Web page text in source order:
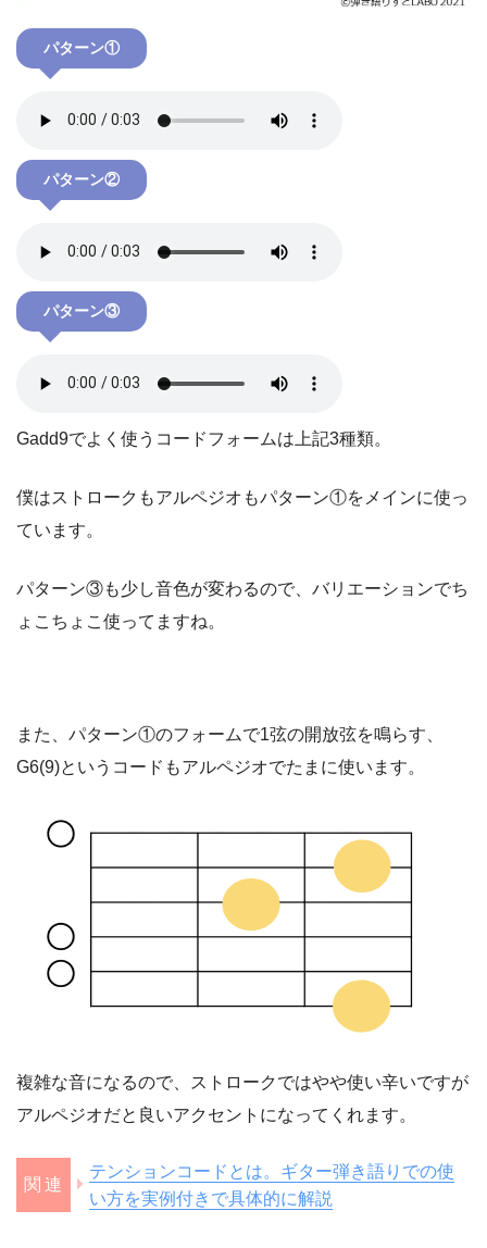
パターン①
パターン②
パターン③
Gadd9でよく使うコードフォームは上記3種類。
僕はストロークもアルペジオもパターン①をメインに使っ
ています。
パターン③も少し音色が変わるので、バリエーションでち
ょこちょこ使ってますね。
また、パターン①のフォームで1弦の開放弦を鳴らす、
G6(9)というコードもアルペジオでたまに使います。
複雑な音になるので、ストロークではやや使い辛いですが
アルペジオだと良いアクセントになってくれます。
テンションコードとは。ギター弾き語りでの使
い方を実例付きで具体的に解説